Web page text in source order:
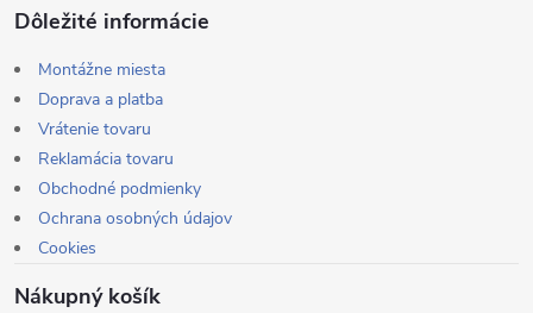
Dôležité informácie
Montážne miesta
Doprava a platba
Vrátenie tovaru
Reklamácia tovaru
Obchodné podmienky
Ochrana osobných údajov
Cookies
Nákupný košík